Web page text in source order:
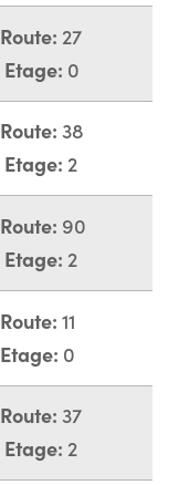
Route: 27
Etage: 0
Route: 38
Etage: 2
Route: 90
Etage: 2
Route: 11
Etage: 0
Route: 37
Etage: 2